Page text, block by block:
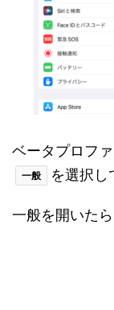
ベータプロフ
一般 を選択し
一般を開いたら